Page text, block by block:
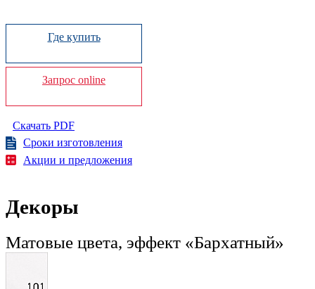
Где купить
Запрос online
Скачать PDF
Сроки изготовления
Акции и предложения
Декоры
Матовые цвета, эффект «Бархатный»